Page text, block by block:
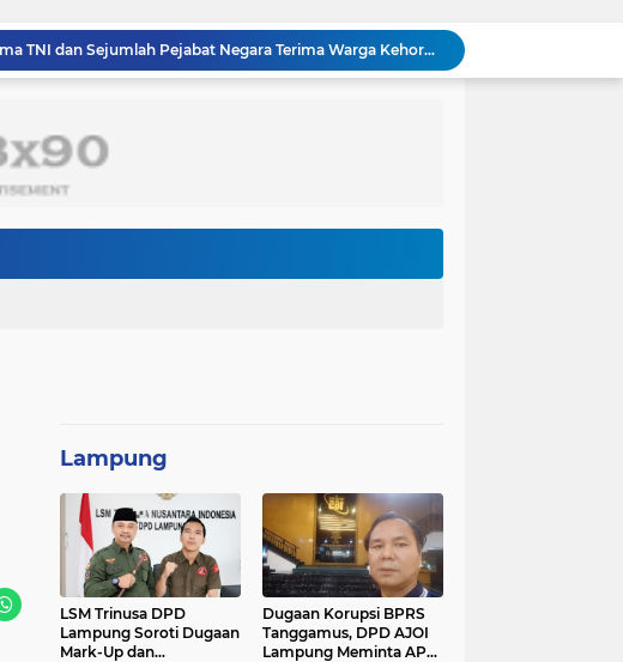
Wakil Panglima TNI dan Sejumlah Pejabat Negara Terima Warga Kehormatan dan Brevet Korps Marinir
Panglima TNI Dampingi Menko Polkam Sampaikan Imbauan Jaga Kondusivitas Bangsa*
Dinas Lingkungan Hidup (DLH) Kota Bekasi memastikan sumber pencemaran yang menyebabkan air Kali Bekasi berubah hitam pekat dalam beberapa hari terakhir
Lampung
LSM Trinusa DPD
Lampung Soroti Dugaan
Mark-Up dan
Dugaan Korupsi BPRS
Tanggamus, DPD AJOI
Lampung Meminta APH